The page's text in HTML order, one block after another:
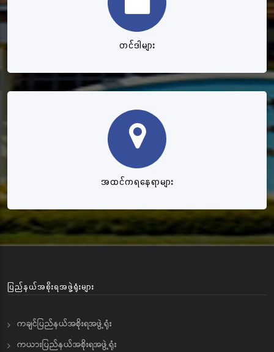
တင်ဒါများ
အထင်ကရနေရာများ
ပြည်နယ်အစိုးရအဖွဲ့ရုံးများ
ကချင်ပြည်နယ်အစိုးရအဖွဲ့ရုံး
ကယားပြည်နယ်အစိုးရအဖွဲ့ရုံး